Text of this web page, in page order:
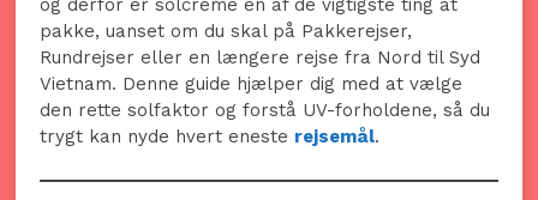
og derfor er solcreme en af de vigtigste ting at
pakke, uanset om du skal på Pakkerejser,
Rundrejser eller en længere rejse fra Nord til Syd
Vietnam. Denne guide hjælper dig med at vælge
den rette solfaktor og forstå UV-forholdene, så du
trygt kan nyde hvert eneste rejsemål.